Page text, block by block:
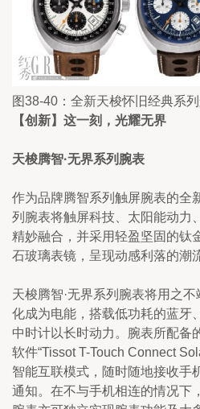
图38-40：全新天梭怀旧经典系
【创新】这一刻，光耀无界
天梭腾智·无界系列腕表
作为品牌腾智系列触屏腕表的全
列腕表将触屏科技、太阳能动力
精妙融合，并采用轻盈坚固的钛
石玻璃表镜，呈现动感利落的潮
天梭腾智·无界系列腕表将用之
化成为电能，搭载低功耗的蓝牙
中时计以长时动力。腕表所配备
软件“Tissot T-Touch Connect
智能互联模式，随时随地接收手
通知。在不与手机相连的情况下